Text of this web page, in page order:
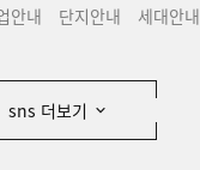
안내 단지안내 세대안내
sns 더보기